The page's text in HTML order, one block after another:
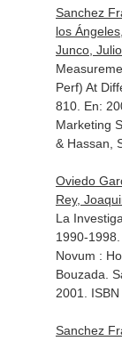
Sanchez
los
Junco,
Perf) At
810. En:
Marketing
& Hassan,
Oviedo
Rey,
La
1990-1998.
Novum :
Bouzada .
2001.
Sanchez